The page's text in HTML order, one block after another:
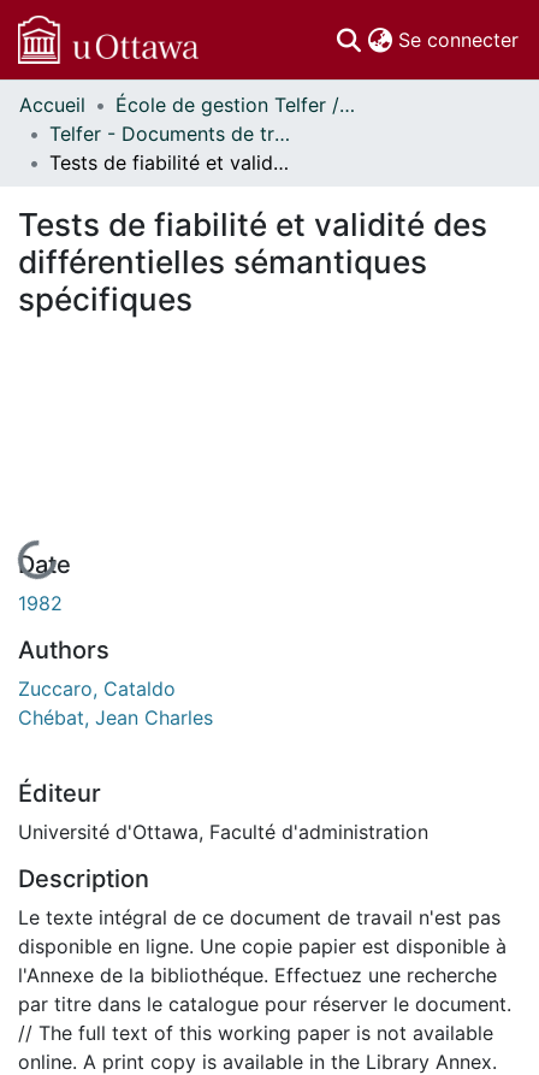
Se connecter
Communautés
et collections
Parcourir
À propos
Accueil
École de gestion Telfer // Telfer School of Management
Telfer - Documents de travail // Telfer - Working Papers
Tests de fiabilité et validité des différentielles sémantiques spécifiques
Tests de fiabilité et validité des
différentielles sémantiques
spécifiques
En cours de chargement...
Date
1982
Authors
Zuccaro, Cataldo
Chébat, Jean Charles
Éditeur
Université d'Ottawa, Faculté d'administration
Description
Le texte intégral de ce document de travail n'est pas
disponible en ligne. Une copie papier est disponible à
l'Annexe de la bibliothéque. Effectuez une recherche
par titre dans le catalogue pour réserver le document.
// The full text of this working paper is not available
online. A print copy is available in the Library Annex.